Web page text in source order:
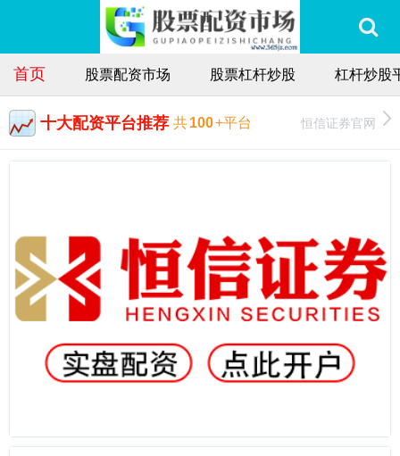
首页 股票配资市场 股票杠杆炒股 杠杆炒股
十大配资平台推荐 共100+平台 恒信证券官网